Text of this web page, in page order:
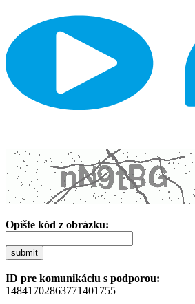
Opíšte kód z obrázku:
submit
ID pre komunikáciu s podporou:
14841702863771401755